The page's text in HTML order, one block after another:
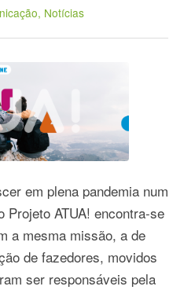
, Notícias
em plena pandemia num
Projeto ATUA! encontra-se
a mesma missão, a de
de fazedores, movidos
ser responsáveis pela